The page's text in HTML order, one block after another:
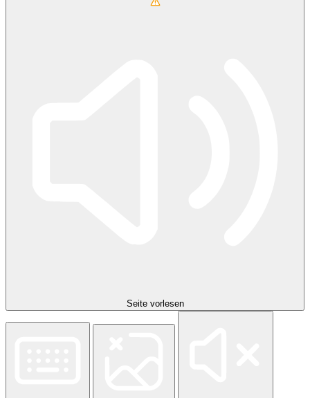
Seite vorlesen